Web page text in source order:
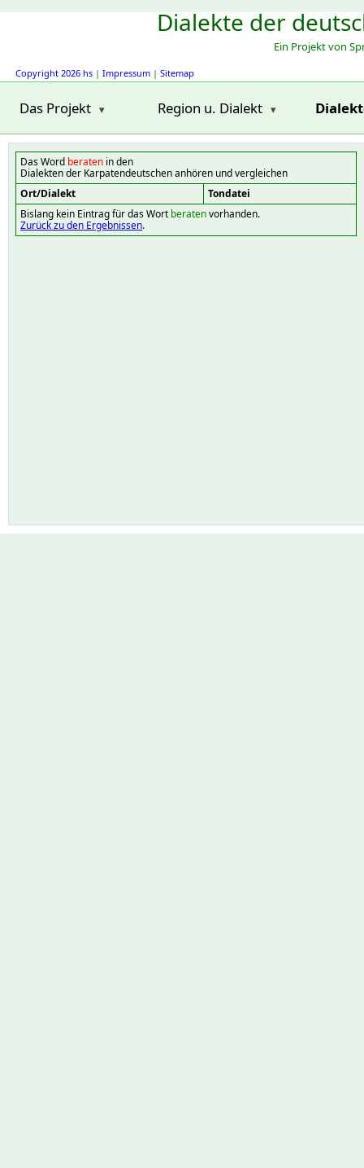
Dialekte der
Ein Projekt von
Copyright 2026 hs | Impressum | Sitemap
Das Projekt Region u. Dialekt
Das Word beraten in den
Dialekten der Karpatendeutschen anhören und vergleichen
Ort/Dialekt
Tondatei
Bislang kein Eintrag für das Wort beratenvorhanden.
Zurück zu den Ergebnissen.